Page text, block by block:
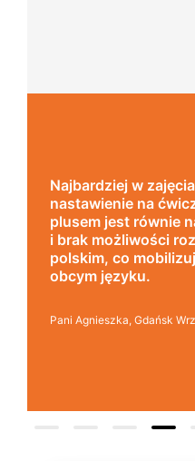
bardzo
wygodna,
dogodnej
metra, mili
konkurencyjna
manager, która